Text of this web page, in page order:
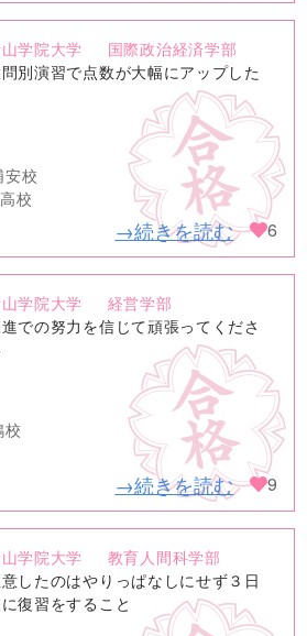
学院大学
国際政治経済学部
別演習で点数が大幅にアップした
安校
校
→続きを読む 6
学院大学
経営学部
での努力を信じて頑張ってくださ
校
→続きを読む 9
学院大学
教育人間科学部
したのはやりっぱなしにせず３日
復習をすること